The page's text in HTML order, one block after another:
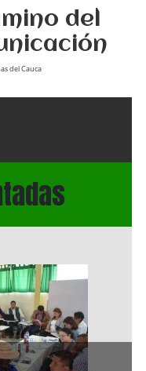
del
del Cauca